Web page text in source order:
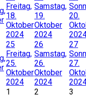
Freitag,
18.
Oktober
2024
Samstag,
19.
Oktober
2024
20.
25
Freitag,
25.
Oktober
2024
26
Samstag,
26.
Oktober
2024
27
27.
1 2 3